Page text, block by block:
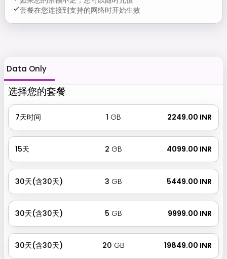
套餐在您连接到支持的网络时开始生效
Data Only
选择您的套餐
7天时间 1 GB ₹ 2249.00 INR
15天 2 GB ₹ 4099.00 INR
30天(含30天) 3 GB ₹ 5449.00 INR
30天(含30天) 5 GB ₹ 9999.00 INR
30天(含30天) 20 GB ₹ 19849.00 INR